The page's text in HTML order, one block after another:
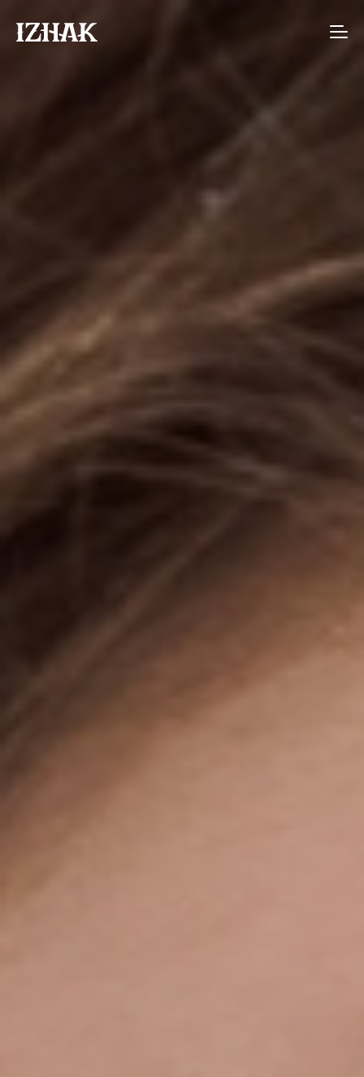
Agence de communication interactive à